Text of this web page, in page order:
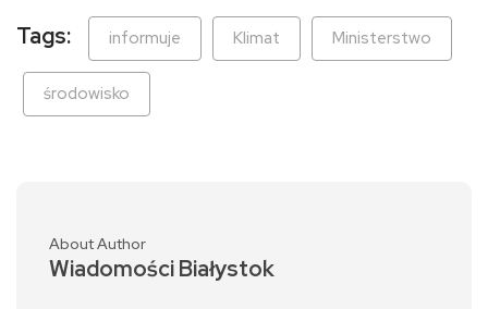
Tags: informuje Klimat Ministerstwo
środowisko
About Author
Wiadomości Białystok